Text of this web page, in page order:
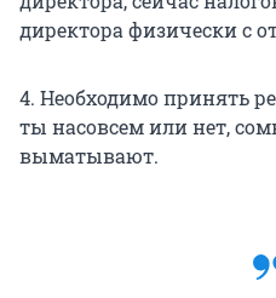
директора физически с
4. Необходимо принять
ты насовсем или нет,
выматывают.